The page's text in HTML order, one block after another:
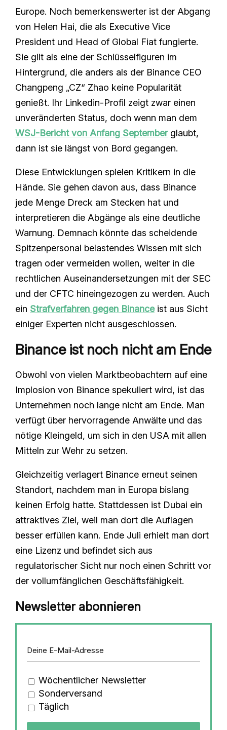
Europe. Noch bemerkenswerter ist der Abgang
von Helen Hai, die als Executive Vice
President und Head of Global Fiat fungierte.
Sie gilt als eine der Schlüsselfiguren im
Hintergrund, die anders als der Binance CEO
Changpeng „CZ“ Zhao keine Popularität
genießt. Ihr Linkedin-Profil zeigt zwar einen
unveränderten Status, doch wenn man dem
WSJ-Bericht von Anfang Septemberglaubt,
dann ist sie längst von Bord gegangen.
Diese Entwicklungen spielen Kritikern in die
Hände. Sie gehen davon aus, dass Binance
jede Menge Dreck am Stecken hat und
interpretieren die Abgänge als eine deutliche
Warnung. Demnach könnte das scheidende
Spitzenpersonal belastendes Wissen mit sich
tragen oder vermeiden wollen, weiter in die
rechtlichen Auseinandersetzungen mit der SEC
und der CFTC hineingezogen zu werden. Auch
ein Strafverfahren gegen Binanceist aus Sicht
einiger Experten nicht ausgeschlossen.
Binance ist noch nicht am Ende
Obwohl von vielen Marktbeobachtern auf eine
Implosion von Binance spekuliert wird, ist das
Unternehmen noch lange nicht am Ende. Man
verfügt über hervorragende Anwälte und das
nötige Kleingeld, um sich in den USA mit allen
Mitteln zur Wehr zu setzen.
Gleichzeitig verlagert Binance erneut seinen
Standort, nachdem man in Europa bislang
keinen Erfolg hatte. Stattdessen ist Dubai ein
attraktives Ziel, weil man dort die Auflagen
besser erfüllen kann. Ende Juli erhielt man dort
eine Lizenz und befindet sich aus
regulatorischer Sicht nur noch einen Schritt vor
der vollumfänglichen Geschäftsfähigkeit.
Newsletter abonnieren
Wöchentlicher Newsletter
Sonderversand
Täglich